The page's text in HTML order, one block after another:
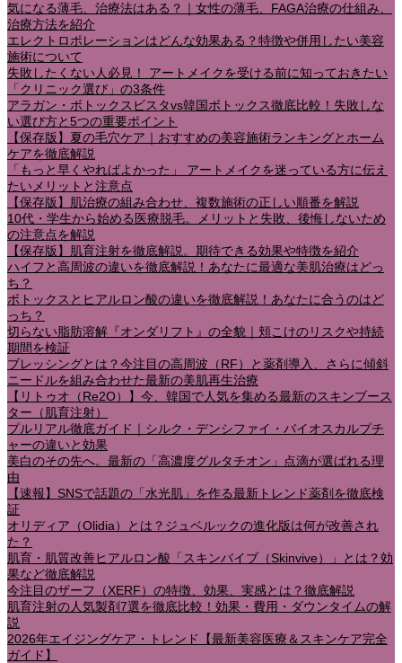
気になる薄毛、治療法はある？｜女性の薄毛、FAGA治療の仕組み、
治療方法を紹介
エレクトロポレーションはどんな効果ある？特徴や併用したい美容
施術について
失敗したくない人必見！ アートメイクを受ける前に知っておきたい
「クリニック選び」の3条件
アラガン・ボトックスビスタvs韓国ボトックス徹底比較！失敗しな
い選び方と5つの重要ポイント
【保存版】夏の毛穴ケア｜おすすめの美容施術ランキングとホーム
ケアを徹底解説
「もっと早くやればよかった」 アートメイクを迷っている方に伝え
たいメリットと注意点
【保存版】肌治療の組み合わせ、複数施術の正しい順番を解説
10代・学生から始める医療脱毛。メリットと失敗、後悔しないため
の注意点を解説
【保存版】肌育注射を徹底解説。期待できる効果や特徴を紹介
ハイフと高周波の違いを徹底解説！あなたに最適な美肌治療はどっ
ち？
ボトックスとヒアルロン酸の違いを徹底解説！あなたに合うのはど
っち？
切らない脂肪溶解『オンダリフト』の全貌｜頬こけのリスクや持続
期間を検証
ブレッシングとは？今注目の高周波（RF）と薬剤導入、さらに傾斜
ニードルを組み合わせた最新の美肌再生治療
【リトゥオ（Re2O）】今、韓国で人気を集める最新のスキンブース
ター（肌育注射）
プルリアル徹底ガイド｜シルク・デンシファイ・バイオスカルプチ
ャーの違いと効果
美白のその先へ。最新の「高濃度グルタチオン」点滴が選ばれる理
由
【速報】SNSで話題の「水光肌」を作る最新トレンド薬剤を徹底検
証
オリディア（Olidia）とは？ジュベルックの進化版は何が改善され
た？
肌育・肌質改善ヒアルロン酸「スキンバイブ（Skinvive）」とは？効
果など徹底解説
今注目のザーフ（XERF）の特徴、効果、実感とは？徹底解説
肌育注射の人気製剤7選を徹底比較！効果・費用・ダウンタイムの解
説
2026年エイジングケア・トレンド【最新美容医療＆スキンケア完全
ガイド】